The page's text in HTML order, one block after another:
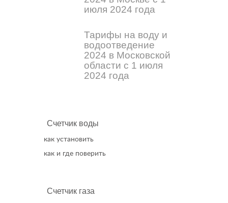
июля 2024 года
Тарифы на воду и
водоотведение
2024 в Московской
области с 1 июля
2024 года
Счетчик воды
как установить
как и где поверить
Счетчик газа